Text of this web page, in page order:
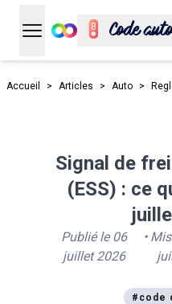
Ouvrir le menu principal
Code
Accueil > Articles > Auto >
Signal de
(ESS) : ce
Publié le06
juillet 2026
•
# code